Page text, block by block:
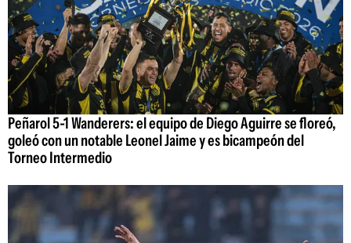
Peñarol 5-1 Wanderers: el equipo de Diego Aguirre se floreó,
goleó con un notable Leonel Jaime y es bicampeón del
Torneo Intermedio